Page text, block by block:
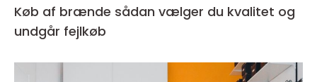
Køb af brænde sådan vælger du kvalitet og
undgår fejlkøb